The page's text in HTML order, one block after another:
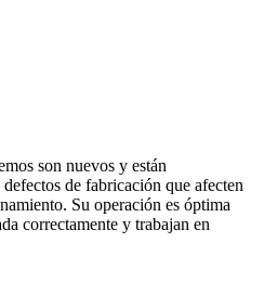
son nuevos y están
de fabricación que afecten
Su operación es óptima
correctamente y trabajan en